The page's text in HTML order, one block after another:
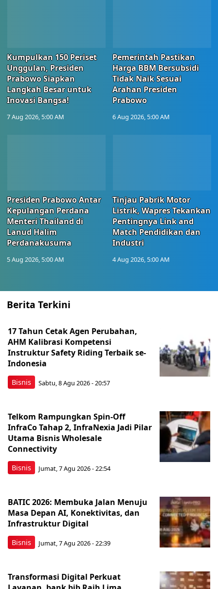
Kumpulkan 150 Periset
Unggulan, Presiden
Prabowo Siapkan
Langkah Besar untuk
Inovasi Bangsa!
7 Aug 2026, 5:00 AM
Pemerintah Pastikan
Harga BBM Bersubsidi
Tidak Naik Sesuai
Arahan Presiden
Prabowo
6 Aug 2026, 5:00 AM
Presiden Prabowo Antar
Kepulangan Perdana
Menteri Thailand di
Lanud Halim
Perdanakusuma
5 Aug 2026, 5:00 AM
Tinjau Pabrik Motor
Listrik, Wapres Tekankan
Pentingnya Link and
Match Pendidikan dan
Industri
4 Aug 2026, 5:00 AM
Berita Terkini
Bisnis
17 Tahun Cetak Agen Perubahan,
AHM Kalibrasi Kompetensi
Instruktur Safety Riding Terbaik se-
Indonesia
Sabtu, 8 Agu 2026 - 20:57
Bisnis
Telkom Rampungkan Spin-Off
InfraCo Tahap 2, InfraNexia Jadi Pilar
Utama Bisnis Wholesale
Connectivity
Jumat, 7 Agu 2026 - 22:54
Bisnis
BATIC 2026: Membuka Jalan Menuju
Masa Depan AI, Konektivitas, dan
Infrastruktur Digital
Jumat, 7 Agu 2026 - 22:39
Transformasi Digital Perkuat